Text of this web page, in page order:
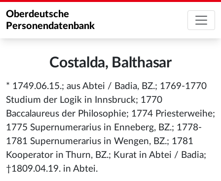
Oberdeutsche
Personendatenbank
Costalda, Balthasar
* 1749.06.15.; aus Abtei / Badia, BZ.; 1769-1770
Studium der Logik in Innsbruck; 1770
Baccalaureus der Philosophie; 1774 Priesterweihe;
1775 Supernumerarius in Enneberg, BZ.; 1778-
1781 Supernumerarius in Wengen, BZ.; 1781
Kooperator in Thurn, BZ.; Kurat in Abtei / Badia;
†1809.04.19. in Abtei.